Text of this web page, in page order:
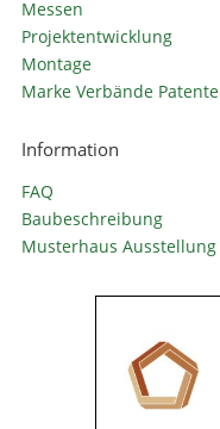
Messen
Projektentwicklung
Montage
Marke Verbände Patente
Information
FAQ
Baubeschreibung
Musterhaus Ausstellung